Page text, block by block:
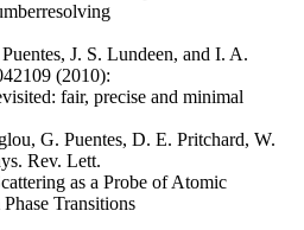
J. S. Lundeen, and I. A.
(2010):
fair, precise and minimal
G. Puentes, D. E. Pritchard, W.
Rev. Lett.
as a Probe of Atomic
Transitions